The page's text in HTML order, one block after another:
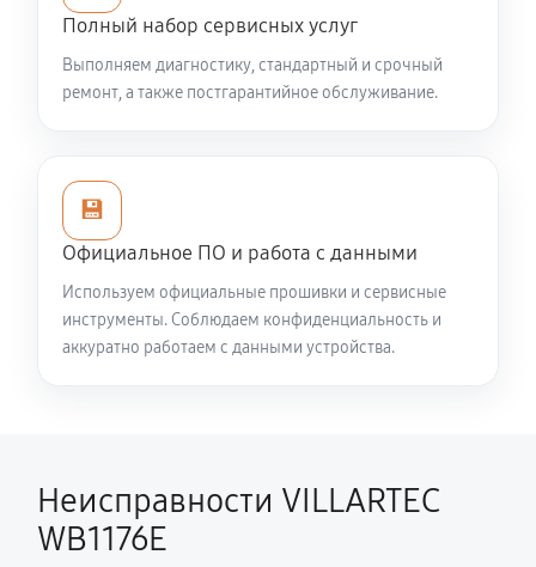
Смазка осей привода снегоуборщика VILLARTEC
WB1176E
1260 руб 60 минут
WB1176E
Замена подшипника колеса
810 руб 60 минут
Замена кронштейна трансмиссии
1220 руб
Полный набор сервисных услуг
Выполняем диагностику, стандартный и срочный
ремонт, а также постгарантийное обслуживание.
💾
Официальное ПО и работа с данными
Используем официальные прошивки и сервисные
инструменты. Соблюдаем конфиденциальность и
аккуратно работаем с данными устройства.
Неисправности VILLARTEC
WB1176E